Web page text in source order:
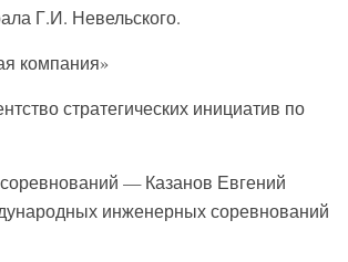
Г.И. Невельского.
компания»
стратегических инициатив по
— Казанов Евгений
инженерных соревнований